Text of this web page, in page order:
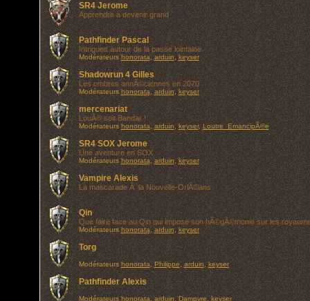
SR4 Jerome
Apprendre a devenir grand
Pathfinder Pascal
Intrigues autour de la passe lointaine
Modérateurs honorata ,arduin ,keyser
Shadowrun 4 Gilles
Les ombres annÃ©ciennes en 2070
Modérateurs honorata ,arduin ,keyser
mercenariat
LouÃ© soit Bandar !
Modérateurs honorata ,arduin ,keyser,Loutre_EmancipÃ©e
SR4 SOX Jerome
Une aventure en SOX
Modérateurs honorata ,arduin ,keyser
Vampire Alexis
La mascarade Ã la Nouvelle-OrlÃ©ans
Qin
Que faire face au Qin qui impose son hÃ©gÃ©monie sur les
Modérateurs honorata ,arduin ,keyser
Torg
Modérateurs honorata ,Philippe arduin,keyser
Pathfinder Alexis
Modérateurs honorata ,arduin ,Dampyre, keyser